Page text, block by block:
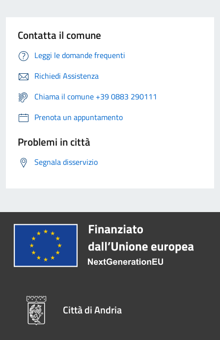
Contatta il comune
Leggi le domande frequenti
Richiedi Assistenza
Chiama il comune +39 0883 290111
Prenota un appuntamento
Problemi in città
Segnala disservizio
Città di Andria